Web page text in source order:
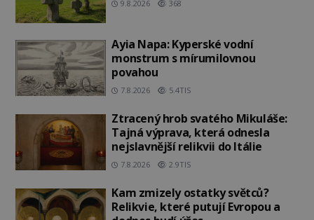
9.8.2026 368
Ayia Napa: Kyperské vodní
monstrum s mírumilovnou
povahou
7.8.2026 5.4TIS
Ztracený hrob svatého Mikuláše:
Tajná výprava, která odnesla
nejslavnější relikvii do Itálie
7.8.2026 2.9TIS
Kam zmizely ostatky světců?
Relikvie, které putují Evropou a